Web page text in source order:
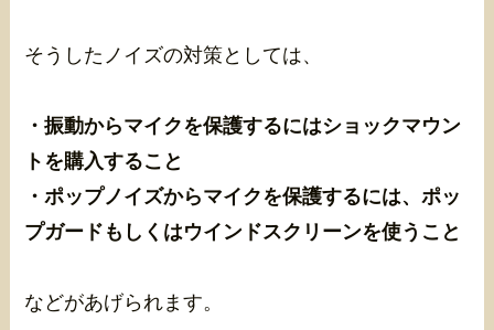
そうしたノイズの対策としては、
・振動からマイクを保護するにはショックマウン
トを購入すること
・ポップノイズからマイクを保護するには、ポッ
プガードもしくはウインドスクリーンを使うこと
などがあげられます。